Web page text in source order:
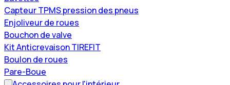
Capteur TPMS pression des pneus
Enjoliveur de roues
Bouchon de valve
Kit Anticrevaison TIREFIT
Boulon de roues
Pare-Boue